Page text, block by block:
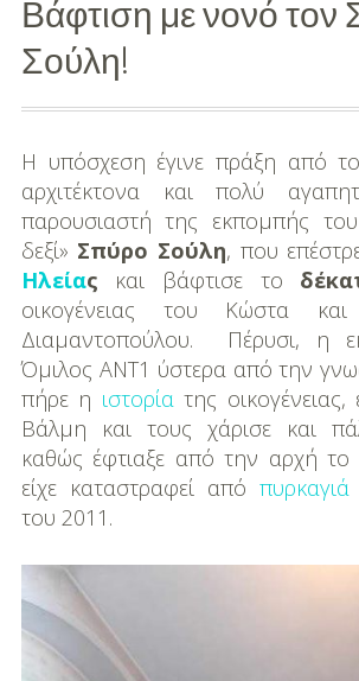
Διασκέδαση
Βάπτιση
Οργάνωση
Βάπτισης
Διάσημες
Βαπτίσεις
Σπίτι
Παιδικό Δωμάτιο
Deco
Διατροφή-Συνταγές
Συνταγές
Βάφτιση με νονό τον
Σούλη!
Η υπόσχεση έγινε πράξη από
αρχιτέκτονα και πολύ
παρουσιαστή της εκπομπής
δεξί» Σπύρο Σούλη, που
Ηλείας και βάφτισε το
οικογένειας του Κώστα
Διαμαντοπούλου. Πέρυσι, η
Όμιλος ΑΝΤ1 ύστερα από την
πήρε η ιστορίατης οικογένειας,
Βάλμη και τους χάρισε και
καθώς έφτιαξε από την αρχή το
είχε καταστραφεί απόπυρκαγιά
του 2011.